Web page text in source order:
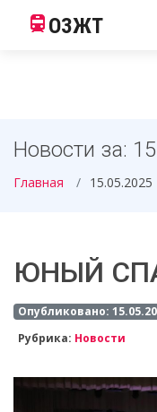
ОЗЖТ
Новости за:
Главная 15.05.2025
ЮНЫЙ
Опубликовано:
Рубрика: Новости